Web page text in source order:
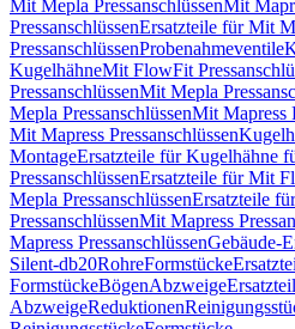
Mit Mepla PressanschlüssenMit
PressanschlüssenErsatzteile für Mit
PressanschlüssenProbenahmeventile
KugelhähneMit FlowFit
PressanschlüssenMit Mepla
Mepla PressanschlüssenMit Mapress
Mit Mapress Pressanschlüssen
MontageErsatzteile für Kugelhähne
PressanschlüssenErsatzteile für Mit
Mepla PressanschlüssenErsatzteile
PressanschlüssenMit Mapress
Mapress PressanschlüssenGebäude-
Silent-db20RohreFormstücke
FormstückeBögenAbzweige
AbzweigeReduktionen